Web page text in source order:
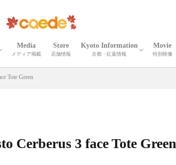
goods
MICHELA3
Cerberus 3
Cerberus 3
Misto Cerberus 3
Cerberus
Ruck
Flap
Media
メディア掲載
Store
店舗情報
Kyoto Information
京都・紅葉情報
京都の紅葉
京都・春夏秋冬
京都の名刹・観光情報
京都の伝統工芸・職人技
Movie
特別映像
Tote Green
Cerberus 3 face Tote Green